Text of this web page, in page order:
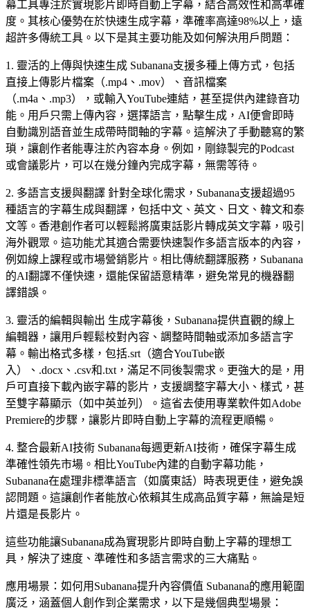
字幕檔
SRT · VTT
幕工具專注於實現影片即時自動上字幕，結合高效性和高準確
度。其核心優勢在於快速生成字幕，準確率高達98%以上，遠
超許多傳統工具。以下是其主要功能及如何解決用戶問題：
1. 靈活的上傳與快速生成 Subanana支援多種上傳方式，包括
直接上傳影片檔案（.mp4、.mov）、音訊檔案
（.m4a、.mp3），或輸入YouTube連結，甚至提供內建錄音功
能。用戶只需上傳內容，選擇語言，點擊生成，AI便會即時
自動識別語音並生成帶時間軸的字幕。這解決了手動聽寫的繁
瑣，讓創作者能專注於內容本身。例如，剛錄製完的Podcast
或會議影片，可以在幾分鐘內完成字幕，無需等待。
2. 多語言支援與翻譯 針對全球化需求，Subanana支援超過95
種語言的字幕生成與翻譯，包括中文、英文、日文、韓文和泰
文等。香港創作者可以輕鬆將廣東話影片轉成英文字幕，吸引
海外觀眾。這功能尤其適合需要快速製作多語言版本的內容，
例如線上課程或市場營銷影片。相比傳統翻譯服務，Subanana
的AI翻譯不僅快速，還能保留語意精準，避免常見的機器翻
譯錯誤。
3. 靈活的編輯與輸出 生成字幕後，Subanana提供直觀的線上
編輯器，讓用戶輕鬆校對內容、調整時間軸或添加多語言字
幕。輸出格式多樣，包括.srt（適合YouTube嵌
入）、.docx、.csv和.txt，滿足不同後製需求。更強大的是，用
戶可直接下載內嵌字幕的影片，支援調整字幕大小、樣式，甚
至雙字幕顯示（如中英並列）。這省去使用專業軟件如Adobe
Premiere的步驟，讓影片即時自動上字幕的流程更順暢。
4. 整合最新AI技術 Subanana每週更新AI技術，確保字幕生成
準確性領先市場。相比YouTube內建的自動字幕功能，
Subanana在處理非標準語言（如廣東話）時表現更佳，避免誤
認問題。這讓創作者能放心依賴其生成高品質字幕，無論是短
片還是長影片。
這些功能讓Subanana成為實現影片即時自動上字幕的理想工
具，解決了速度、準確性和多語言需求的三大痛點。
應用場景：如何用Subanana提升內容價值 Subanana的應用範圍
廣泛，涵蓋個人創作到企業需求，以下是幾個典型場景：